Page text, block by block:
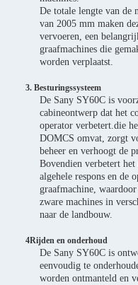
De totale lengte van de
van 2005 mm maken
vervoeren, een
graafmachines die
worden verplaatst.
3. Besturingssysteem
De Sany SY60C is
cabineontwerp dat het
operator verbetert.die
DOMCS omvat, zorgt
beheer en verhoogt de
Bovendien verbetert het
algehele respons en de
graafmachine,
zware machines in
naar de landbouw.
4Rijden en onderhoud
De Sany SY60C is
eenvoudig te
worden ontmanteld en